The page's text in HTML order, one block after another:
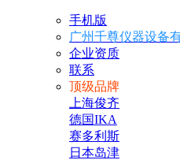
手机版
广州千尊仪器设备
企业资质
联系
顶级品牌
上海俊齐
德国IKA
赛多利斯
日本岛津